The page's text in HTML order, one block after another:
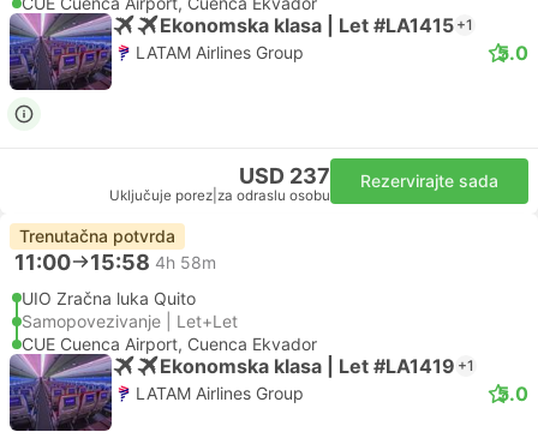
Ekonomska klasa | Let #LA1415 +1
LATAM Airlines Group 5.0
USD 237
Uključuje porez za odraslu osobu
Rezervirajte sada
Trenutačna potvrda
11:00 15:58 4h 58m
UIO Zračna luka Quito
Samopovezivanje | Let+Let
CUE Cuenca Airport, Cuenca Ekvador
Ekonomska klasa | Let #LA1419 +1
LATAM Airlines Group 5.0